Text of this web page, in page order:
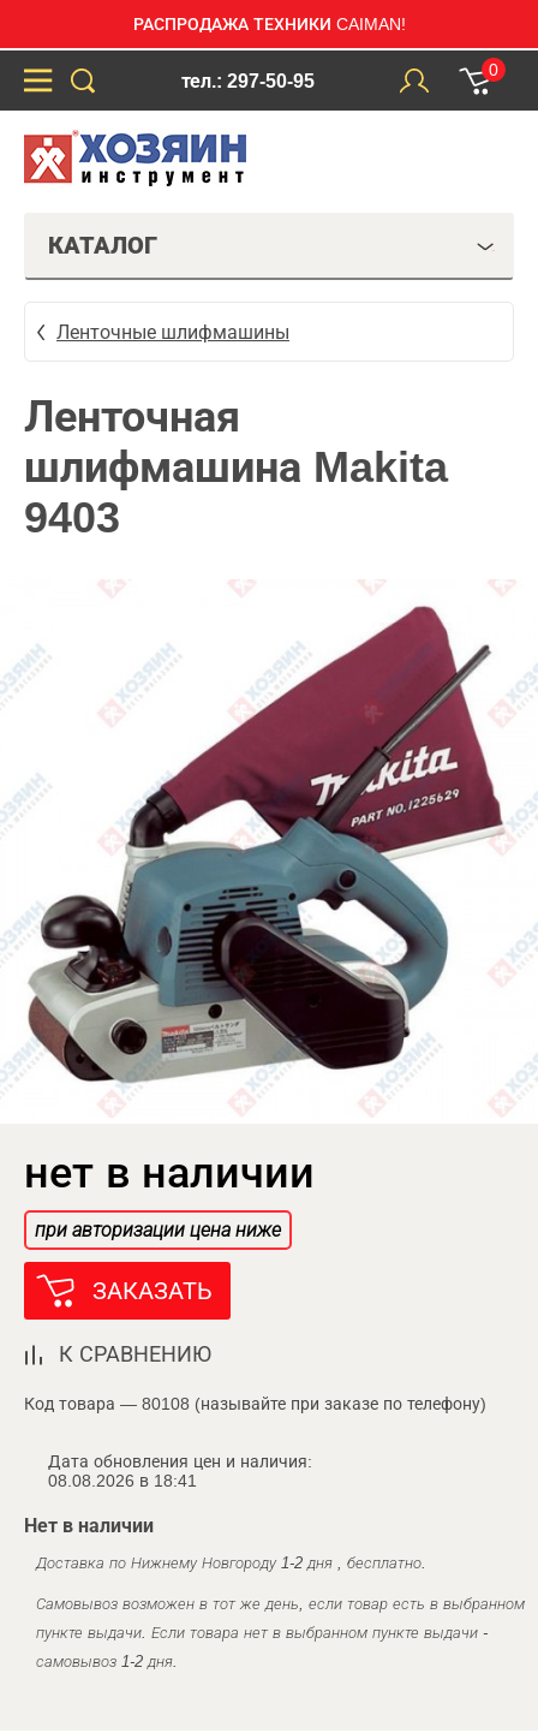
РАСПРОДАЖА ТЕХНИКИ CAIMAN!
тел.: 297-50-95
0
КАТАЛОГ
Ленточные шлифмашины
Ленточная
шлифмашина Makita
9403
нет в наличии
при авторизации цена ниже
ЗАКАЗАТЬ
К СРАВНЕНИЮ
Код товара — 80108 (называйте при заказе по телефону)
Дата обновления цен и наличия:
08.08.2026 в 18:41
Нет в наличии
Доставка по Нижнему Новгороду 1-2 дня , бесплатно.
Самовывоз возможен в тот же день, если товар есть в выбранном
пункте выдачи. Если товара нет в выбранном пункте выдачи -
самовывоз 1-2 дня.